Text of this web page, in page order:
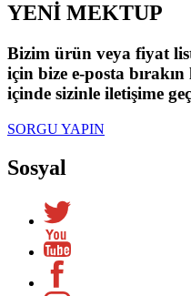
YENİ MEKTUP
Bizim ürün veya fiyat
için bize e-posta
içinde sizinle iletişime
SORGU YAPIN
Sosyal